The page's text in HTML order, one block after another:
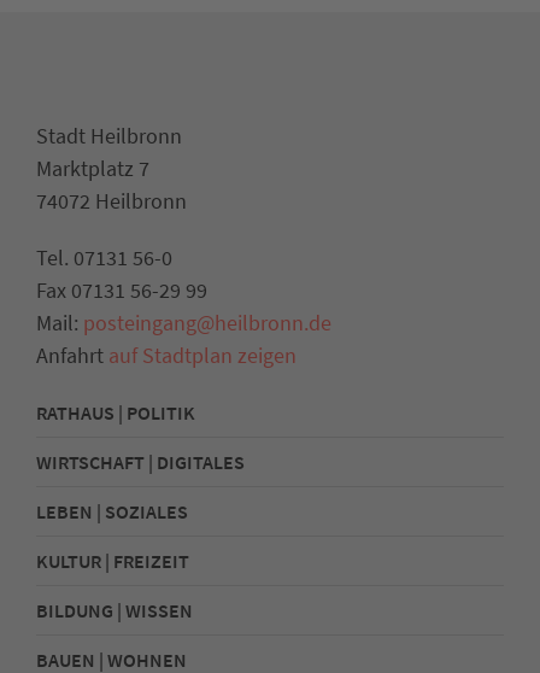
Stadt Heilbronn
Marktplatz 7
74072 Heilbronn
Tel. 07131 56-0
Fax 07131 56-29 99
Mail: posteingang@heilbronn.de
Anfahrt auf Stadtplan zeigen
RATHAUS | POLITIK
WIRTSCHAFT | DIGITALES
LEBEN | SOZIALES
KULTUR | FREIZEIT
BILDUNG | WISSEN
BAUEN | WOHNEN